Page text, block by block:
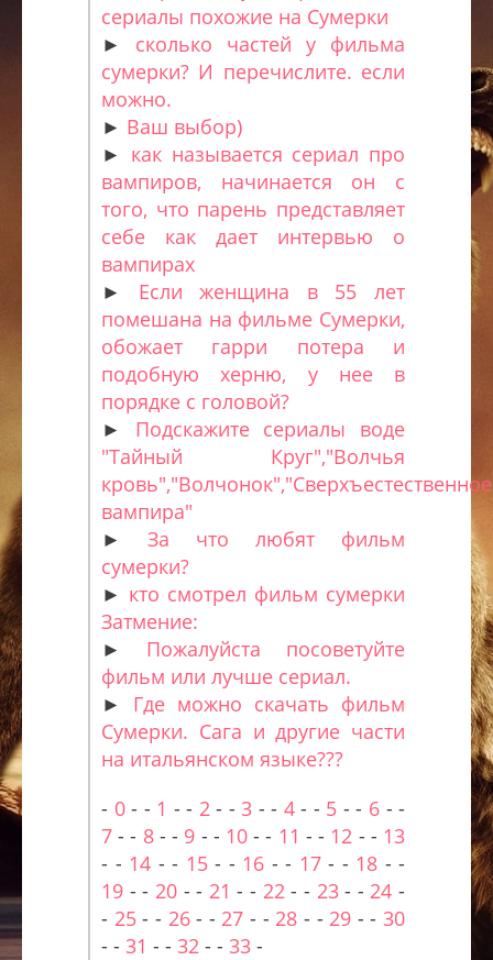
сериалы похожие на Сумерки
► сколько частей у фильма
сумерки? И перечислите. если
можно.
► Ваш выбор)
► как называется сериал про
вампиров, начинается он с
того, что парень представляет
себе как дает интервью о
вампирах
► Если женщина в 55 лет
помешана на фильме Сумерки,
обожает гарри потера и
подобную херню, у нее в
порядке с головой?
► Подскажите сериалы воде
"Тайный Круг","Волчья
вампира"
► За что любят фильм
сумерки?
► кто смотрел фильм сумерки
Затмение:
► Пожалуйста посоветуйте
фильм или лучше сериал.
► Где можно скачать фильм
Сумерки. Сага и другие части
на итальянском языке???
- 0- - 1 - - 2- -3 - - 4- - 5 - - 6 - -
7 - - 8- - 9 - - 10 - - 11 - - 12 - - 13
- - 14 - - 15- - 16 - - 17- - 18 - -
19 - - 20- - 21 - - 22- - 23- - 24 -
- 25- - 26- - 27 - - 28 - - 29 - - 30
- - 31 - - 32 - - 33 -